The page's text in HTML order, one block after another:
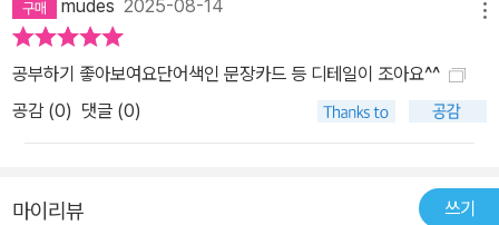
mudes 2025-08-14
공부하기 좋아보여요단어색인 문장카드 등 디테일이 조아요^^
공감 (0) 댓글 (0)
마이리뷰 쓰기